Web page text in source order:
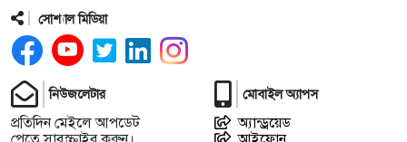
বালাউটে ফ্রি চক্ষু চিকিৎসা ক্যাম্প : প্রায় ৫ শত রোগী
পেলেন চিকিৎসাসেবা, ছানি অপারেশনের জন্য ১৬২ জন
১২
স্থানীয় উন্নয়নে দরিদ্র জনগোষ্ঠীর অংশগ্রহণ নিশ্চিতে
১৩
সোশ্যাল মিডিয়া
নিউজলেটার
প্রতিদিন মেইলে আপডেট
মোবাইল অ্যাপস
অ্যান্ড্রয়েড